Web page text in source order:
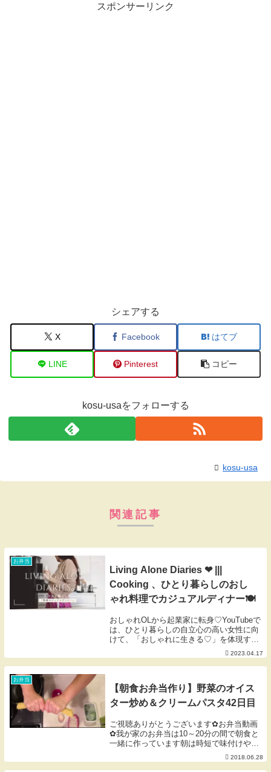
スポンサーリンク
シェアする
X Facebook はてブ
LINE Pinterest コピー
kosu-usaをフォローする
kosu-usa
関連記事
お弁当
Living Alone Diaries ❤︎ |||
Cooking 、ひとり暮らしのおし
ゃれ料理でカジュアルディナー🍽
おしゃれOLから起業家に転身♡YouTubeで
は、ひとり暮らしの自立心の高い女性に向
けて、「おしゃれに生きる♡」を体現する
「理想のライフスタイル」をご紹介☺︎おし
ゃれな理想のライフスタイル構築のマイン
ド＆ノウハウを伝授します♫⚫︎Insta...
2023.04.17
お弁当
【朝食お弁当作り】野菜のオイス
ター炒め＆クリームパスタ42日目
ご視聴ありがとうございます✿お弁当動画
✿我が家のお弁当は10～20分の間で朝食と
一緒に作っています朝は時短で味付けや調
理することが多いです日々のリアルなお弁
当作りの為、お洒落なお弁当動画ではあり
2018.06.28